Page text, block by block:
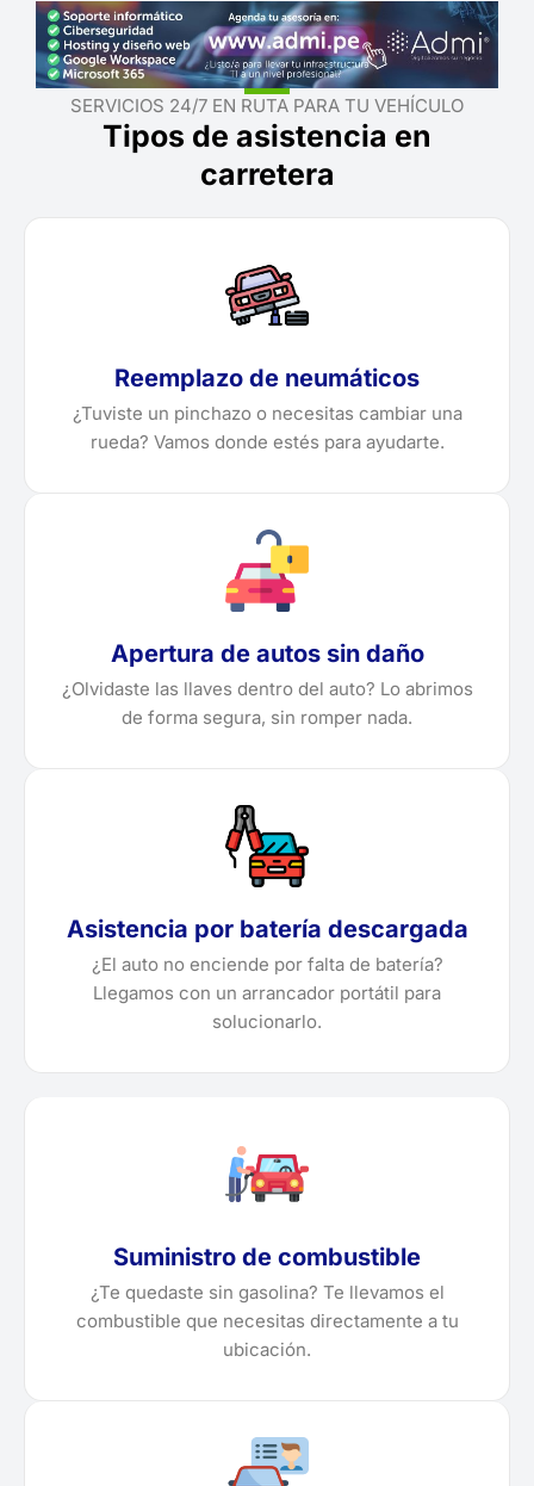
SERVICIOS 24/7 EN RUTA PARA TU VEHÍCULO
Tipos de asistencia en
carretera
Reemplazo de neumáticos
¿Tuviste un pinchazo o necesitas cambiar una
rueda? Vamos donde estés para ayudarte.
Apertura de autos sin daño
¿Olvidaste las llaves dentro del auto? Lo abrimos
de forma segura, sin romper nada.
Asistencia por batería descargada
¿El auto no enciende por falta de batería?
Llegamos con un arrancador portátil para
solucionarlo.
Suministro de combustible
¿Te quedaste sin gasolina? Te llevamos el
combustible que necesitas directamente a tu
ubicación.